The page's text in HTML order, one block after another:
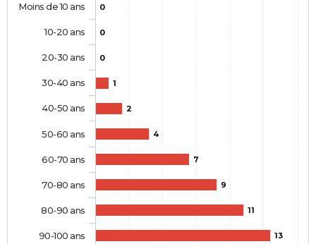
0
0
0
1
2
4
7
9
11
13
Moins de 10 ans
10-20 ans
20-30 ans
30-40 ans
40-50 ans
50-60 ans
60-70 ans
70-80 ans
80-90 ans
90-100 ans